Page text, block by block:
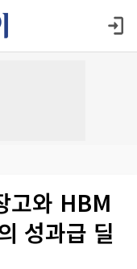
고와 HBM
성과급 딜